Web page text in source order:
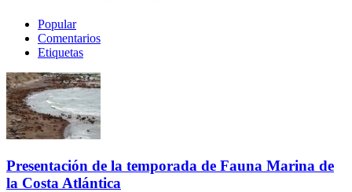
Popular
Comentarios
Etiquetas
Presentación de la temporada de Fauna Marina de
la Costa Atlántica